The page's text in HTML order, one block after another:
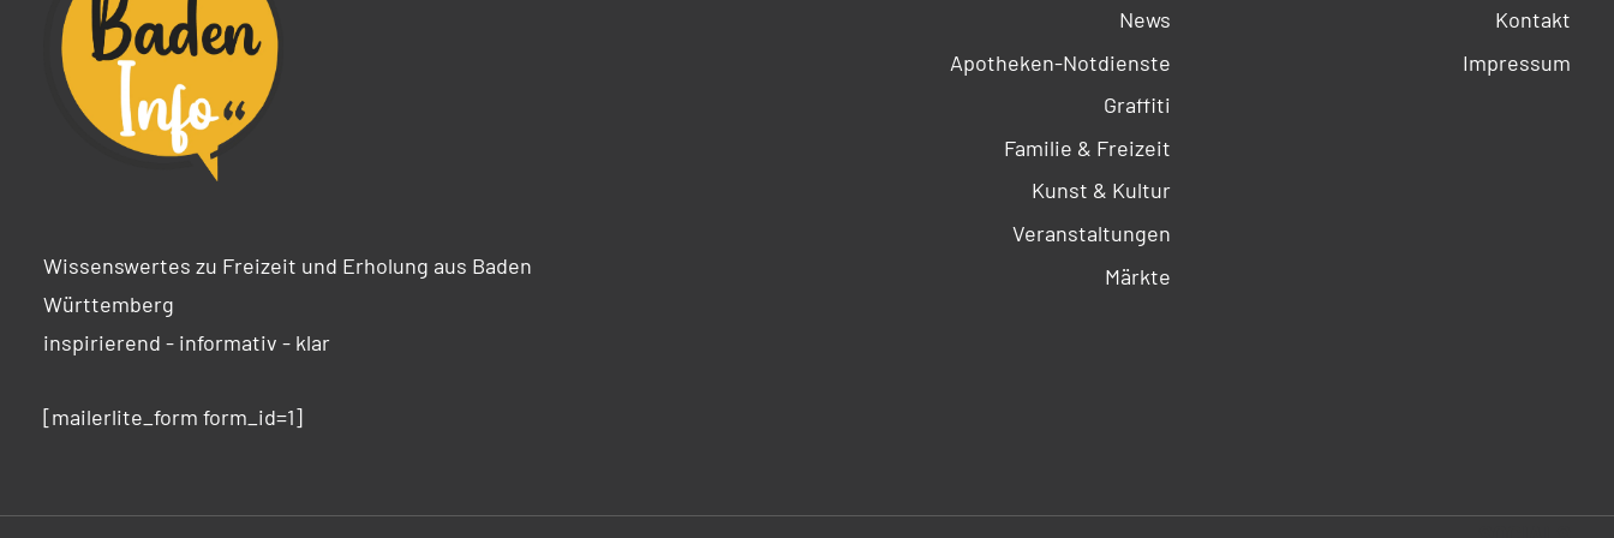
Wissenswertes zu Freizeit und Erholung aus Baden
Württemberg
inspirierend - informativ - klar
[mailerlite_form form_id=1]
News
Apotheken-Notdienste
Graffiti
Familie & Freizeit
Kunst & Kultur
Veranstaltungen
Märkte
Kontakt
Impressum